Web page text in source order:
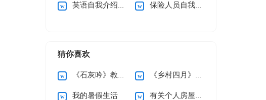
英语自我介绍合集15篇 保险人员自我介绍
猜你喜欢
《石灰吟》教案5篇 《乡村四月》说课稿
我的暑假生活 有关个人房屋租赁合同范文10篇